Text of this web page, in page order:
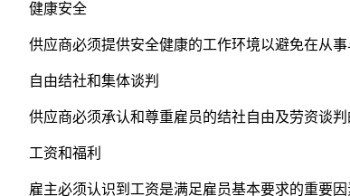
健康安全
供应商必须提供安全健康的工作环境以避免在从事
自由结社和集体谈判
供应商必须承认和尊重雇员的结社自由及劳资谈判
工资和福利
雇主必须认识到工资是满足雇员基本要求的重要因